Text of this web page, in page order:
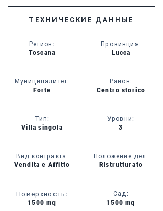
ТЕХНИЧЕСКИЕ ДАННЫЕ
Регион :
Toscana
Муниципалитет:
Forte
Тип:
Villa singola
Вид контракта:
Vendita e Affitto
Поверхность :
1500 mq
Провинция:
Lucca
Район:
Centro storico
Уровни:
3
Положение дел:
Ristrutturato
Сад:
1500 mq